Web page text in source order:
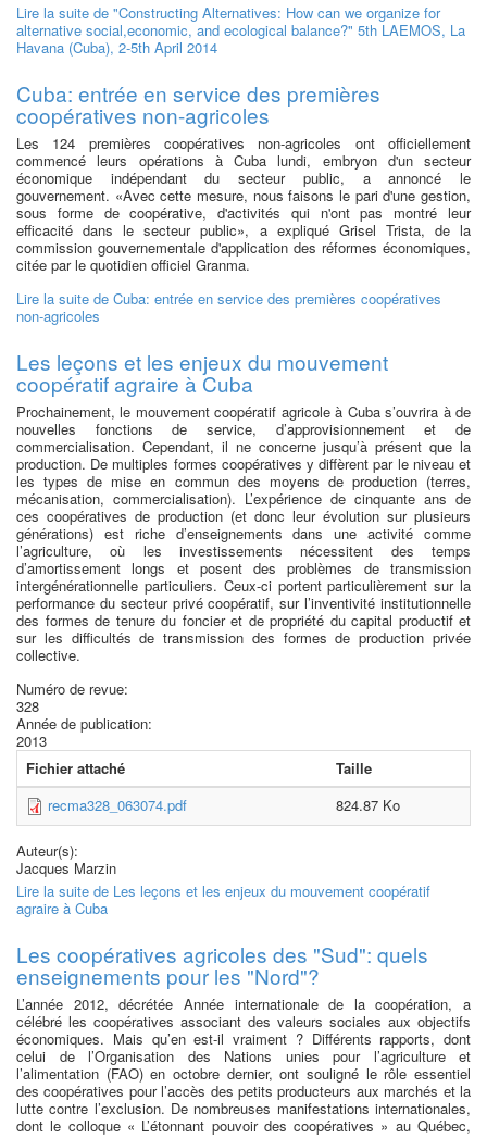
Lire la suite de "Constructing Alternatives: How can we organize for
alternative social,economic, and ecological balance?" 5th LAEMOS, La
Havana (Cuba), 2-5th April 2014
Cuba: entrée en service des premières
coopératives non-agricoles
Les 124 premières coopératives non-agricoles ont officiellement
commencé leurs opérations à Cuba lundi, embryon d'un secteur
économique indépendant du secteur public, a annoncé le
gouvernement. «Avec cette mesure, nous faisons le pari d'une gestion,
sous forme de coopérative, d'activités qui n'ont pas montré leur
efficacité dans le secteur public», a expliqué Grisel Trista, de la
commission gouvernementale d'application des réformes économiques,
citée par le quotidien officiel Granma.
Lire la suite de Cuba: entrée en service des premières coopératives
non-agricoles
Les leçons et les enjeux du mouvement
coopératif agraire à Cuba
Prochainement, le mouvement coopératif agricole à Cuba s’ouvrira à de
nouvelles fonctions de service, d’approvisionnement et de
commercialisation. Cependant, il ne concerne jusqu’à présent que la
production. De multiples formes coopératives y diffèrent par le niveau et
les types de mise en commun des moyens de production (terres,
mécanisation, commercialisation). L’expérience de cinquante ans de
ces coopératives de production (et donc leur évolution sur plusieurs
générations) est riche d’enseignements dans une activité comme
l’agriculture, où les investissements nécessitent des temps
d’amortissement longs et posent des problèmes de transmission
intergénérationnelle particuliers. Ceux-ci portent particulièrement sur la
performance du secteur privé coopératif, sur l’inventivité institutionnelle
des formes de tenure du foncier et de propriété du capital productif et
sur les difficultés de transmission des formes de production privée
collective.
Numéro de revue:
328
Année de publication:
2013
Fichier attaché
Taille
recma328_063074.pdf
824.87 Ko
Auteur(s):
Jacques Marzin
Lire la suite de Les leçons et les enjeux du mouvement coopératif
agraire à Cuba
Les coopératives agricoles des "Sud": quels
enseignements pour les "Nord"?
L’année 2012, décrétée Année internationale de la coopération, a
célébré les coopératives associant des valeurs sociales aux objectifs
économiques. Mais qu’en est-il vraiment ? Différents rapports, dont
celui de l’Organisation des Nations unies pour l’agriculture et
l’alimentation (FAO) en octobre dernier, ont souligné le rôle essentiel
des coopératives pour l’accès des petits producteurs aux marchés et la
lutte contre l’exclusion. De nombreuses manifestations internationales,
dont le colloque « L’étonnant pouvoir des coopératives » au Québec,